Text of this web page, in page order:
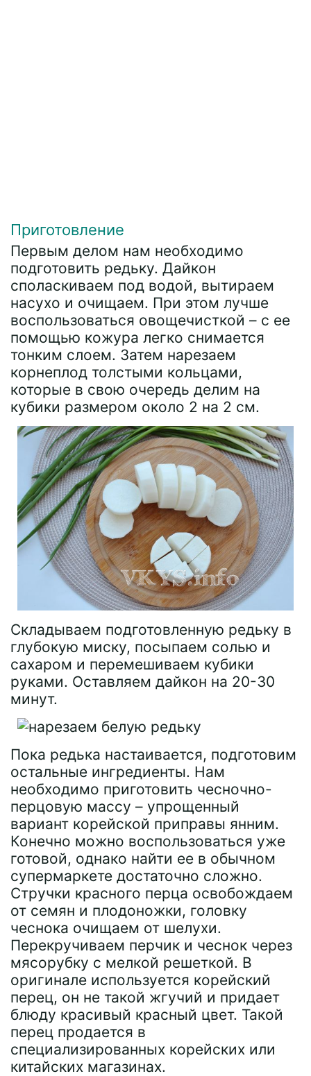
Приготовление
Первым делом нам необходимо
подготовить редьку. Дайкон
споласкиваем под водой, вытираем
насухо и очищаем. При этом лучше
воспользоваться овощечисткой – с ее
помощью кожура легко снимается
тонким слоем. Затем нарезаем
корнеплод толстыми кольцами,
которые в свою очередь делим на
кубики размером около 2 на 2 см.
Складываем подготовленную редьку в
глубокую миску, посыпаем солью и
сахаром и перемешиваем кубики
руками. Оставляем дайкон на 20-30
минут.
Пока редька настаивается, подготовим
остальные ингредиенты. Нам
необходимо приготовить чесночно-
перцовую массу – упрощенный
вариант корейской приправы янним.
Конечно можно воспользоваться уже
готовой, однако найти ее в обычном
супермаркете достаточно сложно.
Стручки красного перца освобождаем
от семян и плодоножки, головку
чеснока очищаем от шелухи.
Перекручиваем перчик и чеснок через
мясорубку с мелкой решеткой. В
оригинале используется корейский
перец, он не такой жгучий и придает
блюду красивый красный цвет. Такой
перец продается в
специализированных корейских или
китайских магазинах.